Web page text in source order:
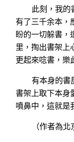
此刻，我的
有了三千余本，
盼的一切躲書，
里，掏出書架上
更起來唸書，樂
有本身的書
書架上取下本身
噴鼻中，這就是
（作者為北